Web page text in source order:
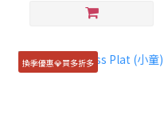
換季優惠💎買多折多